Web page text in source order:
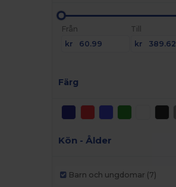
Från
kr
Till
kr
Färg
Kön - Ålder
Barn och ungdomar (7)